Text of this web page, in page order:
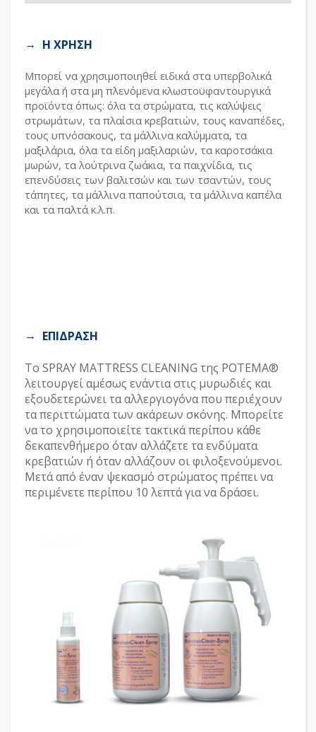
Η ΧΡΗΣΗ
Μπορεί να χρησιμοποιηθεί ειδικά στα υπερβολικά
μεγάλα ή στα μη πλενόμενα κλωστοϋφαντουργικά
προϊόντα όπως: όλα τα στρώματα, τις καλύψεις
στρωμάτων, τα πλαίσια κρεβατιών, τους καναπέδες,
τους υπνόσακους, τα μάλλινα καλύμματα, τα
μαξιλάρια, όλα τα είδη μαξιλαριών, τα καροτσάκια
μωρών, τα λούτρινα ζωάκια, τα παιχνίδια, τις
επενδύσεις των βαλιτσών και των τσαντών, τους
τάπητες, τα μάλλινα παπούτσια, τα μάλλινα καπέλα
και τα παλτά κ.λ.π.
ΕΠΙΔΡΑΣΗ
Το SPRAY MATTRESS CLEANING της POTEMA®
λειτουργεί αμέσως ενάντια στις μυρωδιές και
εξουδετερώνει τα αλλεργιογόνα που περιέχουν
τα περιττώματα των ακάρεων σκόνης. Μπορείτε
να το χρησιμοποιείτε τακτικά περίπου κάθε
δεκαπενθήμερο όταν αλλάζετε τα ενδύματα
κρεβατιών ή όταν αλλάζουν οι φιλοξενούμενοι.
Μετά από έναν ψεκασμό στρώματος πρέπει να
περιμένετε περίπου 10 λεπτά για να δράσει.